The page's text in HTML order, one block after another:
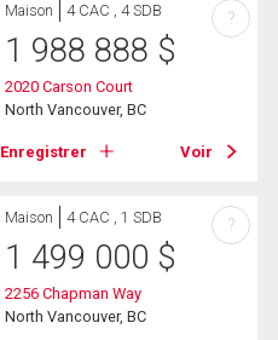
Maison 4 CAC , 4 SDB
1 988 888 $
2020 Carson Court
North Vancouver, BC
Enregistrer Voir
?
Maison 4 CAC , 1 SDB
1 499 000 $
2256 Chapman Way
North Vancouver, BC
?